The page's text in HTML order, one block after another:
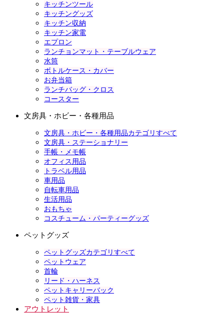
キッチンツール
キッチングッズ
キッチン収納
キッチン家電
エプロン
ランチョンマット・テーブルウェア
水筒
ボトルケース・カバー
お弁当箱
ランチバッグ・クロス
コースター
文房具・ホビー・各種用品
文房具・ホビー・各種用品カテゴリすべて
文房具・ステーショナリー
手帳・メモ帳
オフィス用品
トラベル用品
車用品
自転車用品
生活用品
おもちゃ
コスチューム・パーティーグッズ
ペットグッズ
ペットグッズカテゴリすべて
ペットウェア
首輪
リード・ハーネス
ペットキャリーバック
ペット雑貨・家具
アウトレット